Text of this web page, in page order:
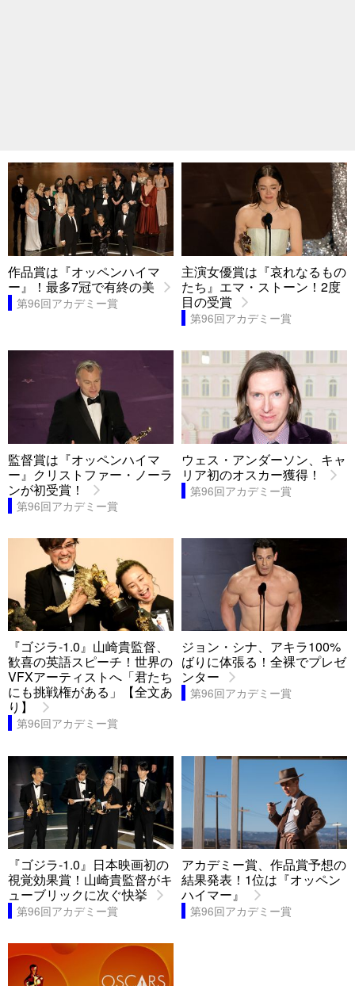
作品賞は『オッペンハイマ
ー』！最多7冠で有終の美
第96回アカデミー賞
主演女優賞は『哀れなるもの
たち』エマ・ストーン！2度
目の受賞
第96回アカデミー賞
監督賞は『オッペンハイマ
ー』クリストファー・ノーラ
ンが初受賞！
第96回アカデミー賞
ウェス・アンダーソン、キャ
リア初のオスカー獲得！
第96回アカデミー賞
『ゴジラ-1.0』山崎貴監督、
歓喜の英語スピーチ！世界の
VFXアーティストへ「君たち
にも挑戦権がある」【全文あ
り】
第96回アカデミー賞
ジョン・シナ、アキラ100%
ばりに体張る！全裸でプレゼ
ンター
第96回アカデミー賞
『ゴジラ-1.0』日本映画初の
視覚効果賞！山崎貴監督がキ
ューブリックに次ぐ快挙
第96回アカデミー賞
アカデミー賞、作品賞予想の
結果発表！1位は『オッペン
ハイマー』
第96回アカデミー賞